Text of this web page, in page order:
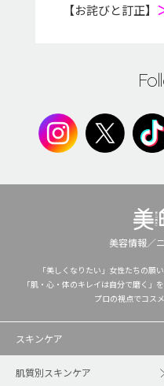
【お詫びと訂正】
美容情報／
「美しくなりたい」女性たちの願
「肌・心・体のキレイは自分で磨く」
プロの視点でコス
スキンケア
肌質別スキンケア